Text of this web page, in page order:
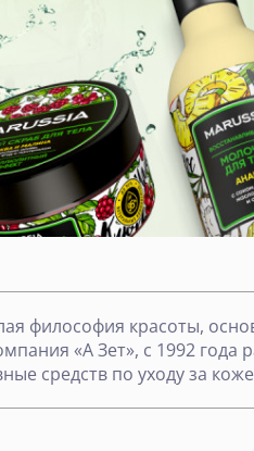
философия красоты,
«А Зет», с 1992
средств по уходу за